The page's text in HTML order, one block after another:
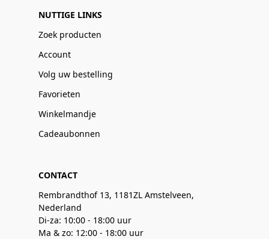
NUTTIGE LINKS
Zoek producten
Account
Volg uw bestelling
Favorieten
Winkelmandje
Cadeaubonnen
CONTACT
Rembrandthof 13, 1181ZL Amstelveen,
Nederland
Di-za: 10:00 - 18:00 uur
Ma & zo: 12:00 - 18:00 uur